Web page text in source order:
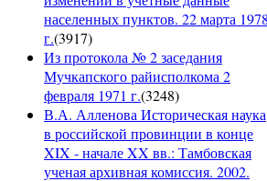
населенных пунктов. 22 марта 1978
г.(3917)
Из протокола № 2 заседания
Мучкапского райисполкома 2
февраля 1971 г.(3248)
В.А. Алленова Историческая наука
в российской провинции в конце
XIX - начале XX вв.: Тамбовская
ученая архивная комиссия. 2002.